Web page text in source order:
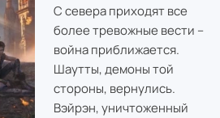
С севера приходят все
более тревожные вести –
война приближается.
Шаутты, демоны той
стороны, вернулись.
Вэйрэн, уничтоженный